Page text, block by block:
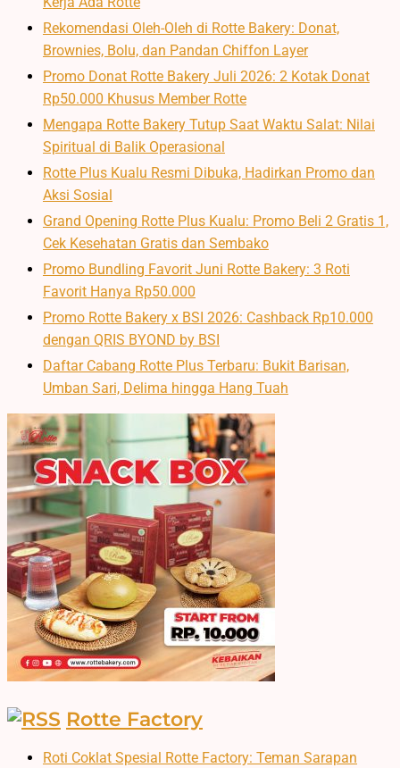
Rekomendasi Oleh-Oleh di Rotte Bakery: Donat,
Brownies, Bolu, dan Pandan Chiffon Layer
Promo Donat Rotte Bakery Juli 2026: 2 Kotak Donat
Rp50.000 Khusus Member Rotte
Mengapa Rotte Bakery Tutup Saat Waktu Salat: Nilai
Spiritual di Balik Operasional
Rotte Plus Kualu Resmi Dibuka, Hadirkan Promo dan
Aksi Sosial
Grand Opening Rotte Plus Kualu: Promo Beli 2 Gratis 1,
Cek Kesehatan Gratis dan Sembako
Promo Bundling Favorit Juni Rotte Bakery: 3 Roti
Favorit Hanya Rp50.000
Promo Rotte Bakery x BSI 2026: Cashback Rp10.000
dengan QRIS BYOND by BSI
Daftar Cabang Rotte Plus Terbaru: Bukit Barisan,
Umban Sari, Delima hingga Hang Tuah
Rotte Factory
Roti Coklat Spesial Rotte Factory: Teman Sarapan